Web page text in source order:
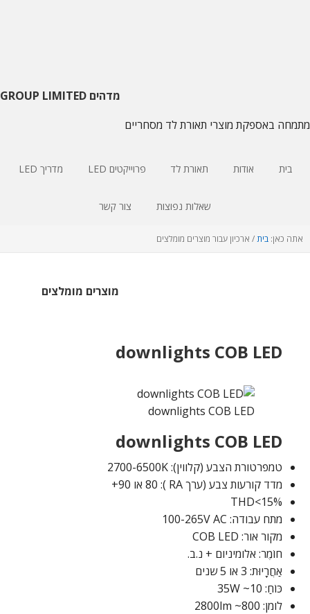
מדהים GROUP LIMITED
מתמחה באספקת מוצרי תאורת לד מסחריים
בית אודות תאורת לד פרוייקטים LED מדריך LED
שאלות נפוצות צור קשר
אתה כאן: בית/ ארכיון עבור מוצרים מומלצים
מוצרים מומלצים
downlights COB LED
downlights COB LED
downlights COB LED
טמפרטורת הצבע (קלווין): 2700-6500K
מדד קורעות צבע (ערך RA ): 80 או 90+
THD<15%
מתח עבודה: 100-265V AC
מקור אור: COB LED
חוֹמֶר: אלומיניום + נ.ב.
אַחֲרָיוּת: 3 או 5 שנים
כּוֹחַ: 10~ 35W
לומן: 800~ 2800lm